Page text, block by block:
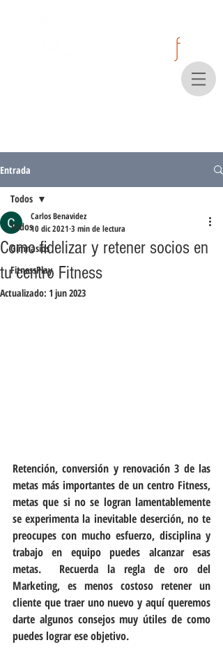
Entrada
Todos
Gimnasios
FitnessPlay
Todos
Como fidelizar y retener socios en
tu centro Fitness
Carlos Benavidez
10 dic 2021 3 min de lectura
Actualizado: 1 jun 2023
Retención, conversión y renovación 3 de las
metas más importantes de un centro Fitness,
metas que si no se logran lamentablemente
se experimenta la inevitable deserción, no te
preocupes con mucho esfuerzo, disciplina y
trabajo en equipo puedes alcanzar esas
metas.  Recuerda la regla de oro del
Marketing, es menos costoso retener un
cliente que traer uno nuevo y aquí queremos
darte algunos consejos muy útiles de como
puedes lograr ese objetivo.